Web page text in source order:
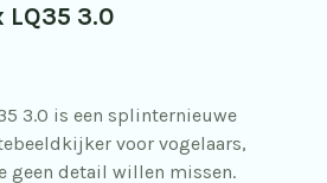
3.0
3.0 is een splinternieuwe
voor vogelaars,
geen detail willen missen.